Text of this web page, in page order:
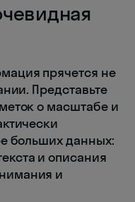
прячется не
Представьте
о масштабе и
больших данных:
и описания
и